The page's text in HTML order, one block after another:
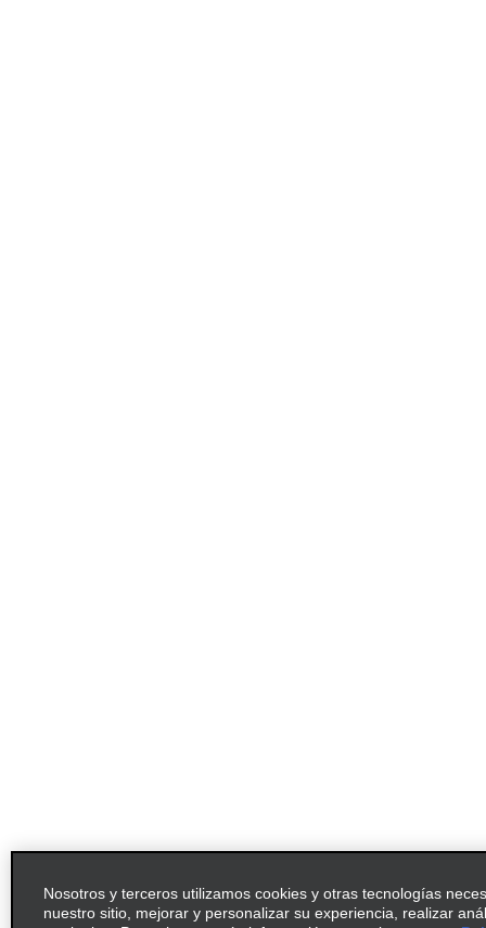
Nosotros y terceros utilizamos cookies y otras tecnologías
nuestro sitio, mejorar y personalizar su experiencia, realizar